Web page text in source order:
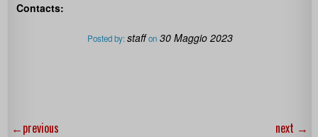
Contacts:
Posted by:staff on 30 Maggio 2023
←previous next →